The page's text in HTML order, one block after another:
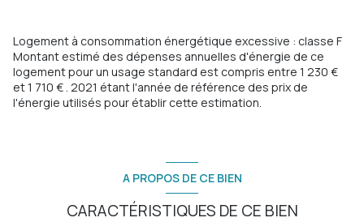
Logement à consommation énergétique excessive : classe F
Montant estimé des dépenses annuelles d'énergie de ce
logement pour un usage standard est compris entre 1 230 €
et 1 710 € . 2021 étant l'année de référence des prix de
l'énergie utilisés pour établir cette estimation.
A PROPOS DE CE BIEN
CARACTÉRISTIQUES DE CE BIEN